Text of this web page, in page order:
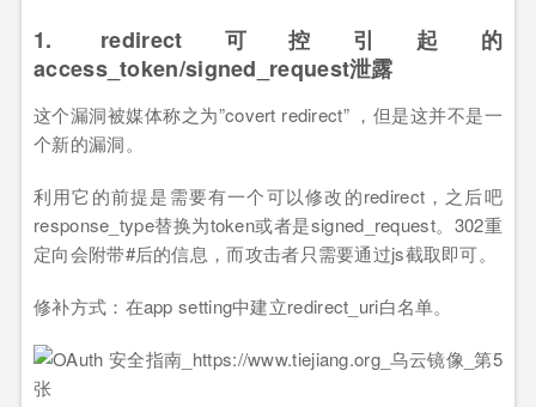
1. redirect可控引起的
access_token/signed_request泄露
这个漏洞被媒体称之为”covert redirect” ，但是这并不是一
个新的漏洞。
利用它的前提是需要有一个可以修改的redirect，之后吧
response_type替换为token或者是signed_request。302重
定向会附带#后的信息，而攻击者只需要通过js截取即可。
修补方式：在app setting中建立redirect_uri白名单。